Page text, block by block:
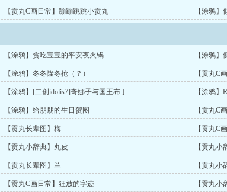
【贡丸C画日常】蹦蹦跳跳小贡丸 【涂鸦】
【涂鸦】贪吃宝宝的平安夜火锅 【涂鸦】
【涂鸦】冬冬隆冬抢（？） 【贡丸C
【涂鸦】[二创idolis7]奇娜子与国王布丁 【涂鸦】R
【涂鸦】给朋朋的生日贺图 【贡丸C
【贡丸长辈图】梅 【贡丸C
【贡丸小辞典】丸皮 【贡丸小
【贡丸长辈图】兰 【贡丸小
【贡丸C画日常】狂放的字迹 【贡丸小